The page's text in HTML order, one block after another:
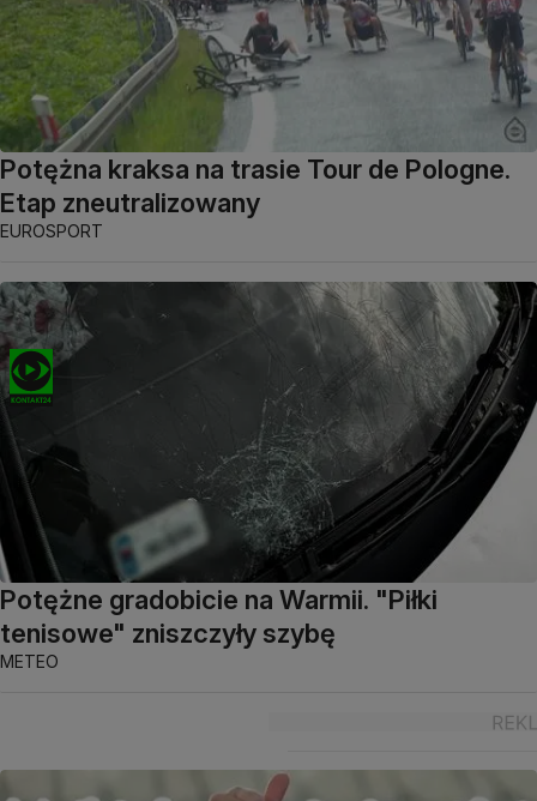
Potężna kraksa na trasie Tour de Pologne.
Etap zneutralizowany
EUROSPORT
Potężne gradobicie na Warmii. "Piłki
tenisowe" zniszczyły szybę
METEO